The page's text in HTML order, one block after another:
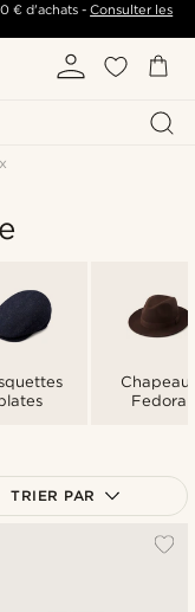
€d'achats -Consulter les
Fedora
TRIER PAR